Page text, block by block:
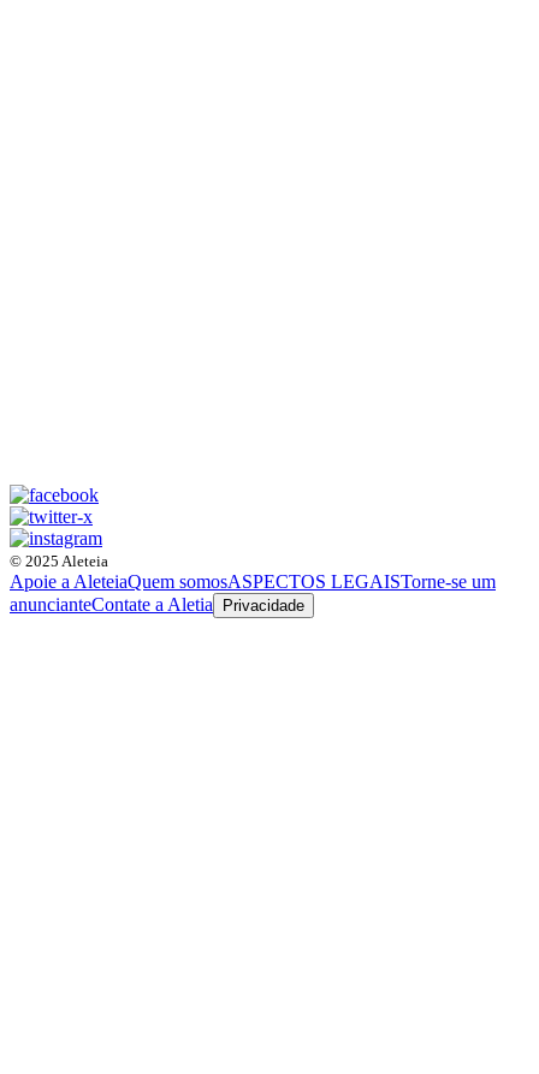
© 2025 Aleteia
Apoie a AleteiaQuem somosASPECTOS LEGAISTorne-se um
anuncianteContate a Aletia Privacidade